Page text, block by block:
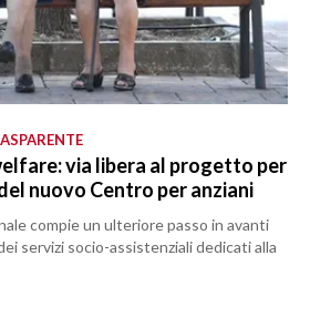
via libera al progetto per
nuovo Centro per anziani
compie un ulteriore passo in avanti
servizi socio-assistenziali dedicati alla